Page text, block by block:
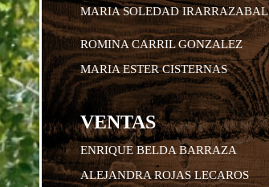
MARIA SOLEDAD IRARRAZABAL
ROMINA CARRIL GONZALEZ
MARIA ESTER CISTERNAS
VENTAS
ENRIQUE BELDA BARRAZA
ALEJANDRA ROJAS LECAROS